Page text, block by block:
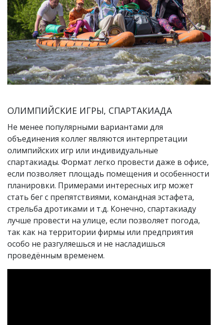
ОЛИМПИЙСКИЕ ИГРЫ, СПАРТАКИАДА
Не менее популярными вариантами для
объединения коллег являются интерпретации
олимпийских игр или индивидуальные
спартакиады. Формат легко провести даже в офисе,
если позволяет площадь помещения и особенности
планировки. Примерами интересных игр может
стать бег с препятствиями, командная эстафета,
стрельба дротиками и т.д. Конечно, спартакиаду
лучше провести на улице, если позволяет погода,
так как на территории фирмы или предприятия
особо не разгуляешься и не насладишься
проведённым временем.